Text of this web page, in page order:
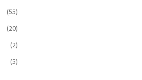
(55)
(20)
(2)
(5)